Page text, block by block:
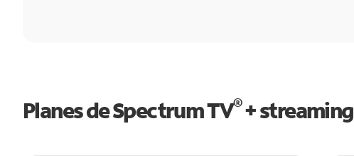
Planes de Spectrum TV®+ streaming